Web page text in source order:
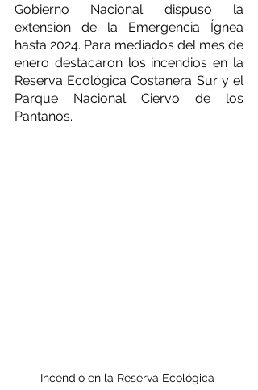
Gobierno Nacional dispuso la
extensión de la Emergencia Ígnea
hasta 2024. Para mediados del mes de
enero destacaron los incendios en la
Reserva Ecológica Costanera Sur y el
Parque Nacional Ciervo de los
Pantanos.
Incendio en la Reserva Ecológica